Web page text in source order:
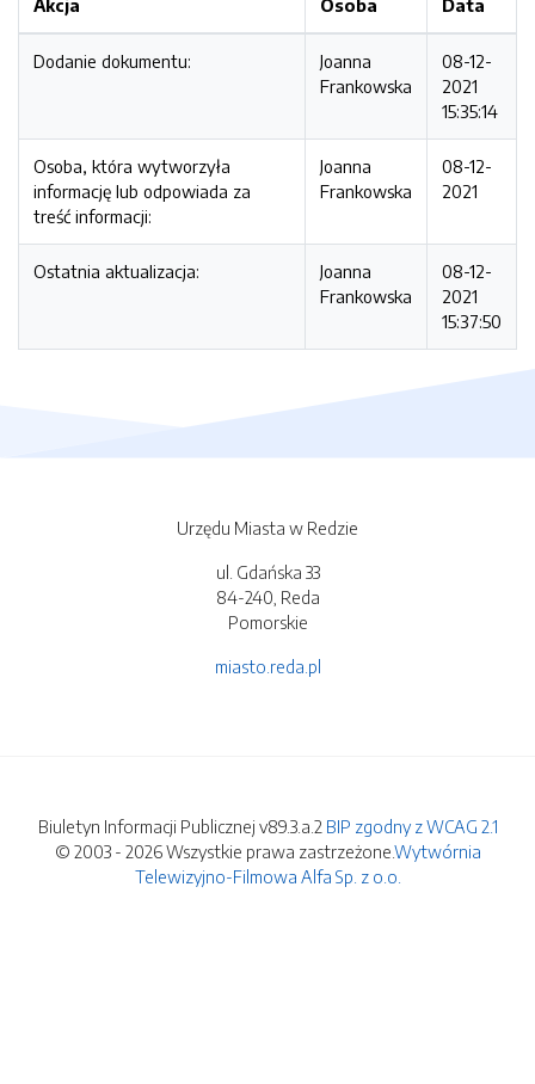
Akcja Osoba Data
Dodanie dokumentu:
Joanna
Frankowska
08-12-
2021
15:35:14
Osoba, która wytworzyła
informację lub odpowiada za
treść informacji:
Joanna
Frankowska
08-12-
2021
Ostatnia aktualizacja:
Joanna
Frankowska
08-12-
2021
15:37:50
Urzędu Miasta w Redzie
ul. Gdańska 33
84-240, Reda
Pomorskie
miasto.reda.pl
Biuletyn Informacji Publicznej v89.3.a.2 BIP zgodny z WCAG 2.1
© 2003 - 2026 Wszystkie prawa zastrzeżone.Wytwórnia
Telewizyjno-Filmowa Alfa Sp. z o.o.